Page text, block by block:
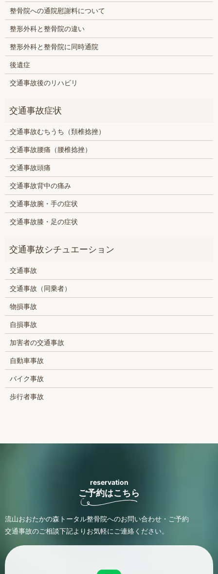
整骨院への通院慰謝料について
整形外科と整骨院の違い
整形外科と整骨院に同時通院
後遺症
交通事故後のリハビリ
交通事故むちうち（頚椎捻挫）
交通事故腰痛（腰椎捻挫）
交通事故頭痛
交通事故背中の痛み
交通事故腕・手の症状
交通事故膝・足の症状
交通事故
交通事故（同乗者）
物損事故
自損事故
加害者の交通事故
自動車事故
バイク事故
歩行者事故
reservation
ご予約はこちら
流山おおたかの森トータル整骨院へのお問い合わせ・ご予約
交通事故のご相談下記よりお気軽にご連絡ください。